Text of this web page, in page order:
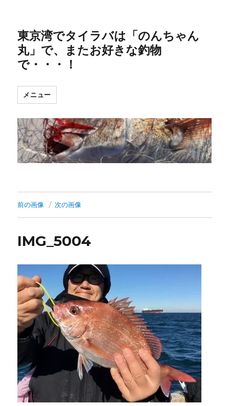
東京湾でタイラバは「のんちゃん
丸」で、またお好きな釣物
で・・・！
メニュー
前の画像 次の画像
IMG_5004